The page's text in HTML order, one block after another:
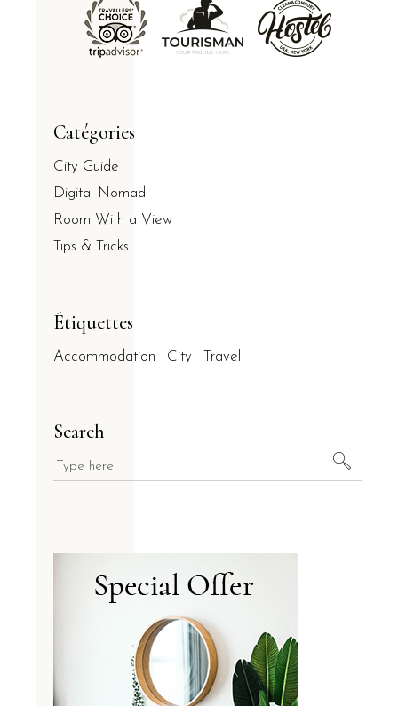
Catégories
City Guide
Digital Nomad
Room With a View
Tips & Tricks
Étiquettes
Accommodation City Travel
Search